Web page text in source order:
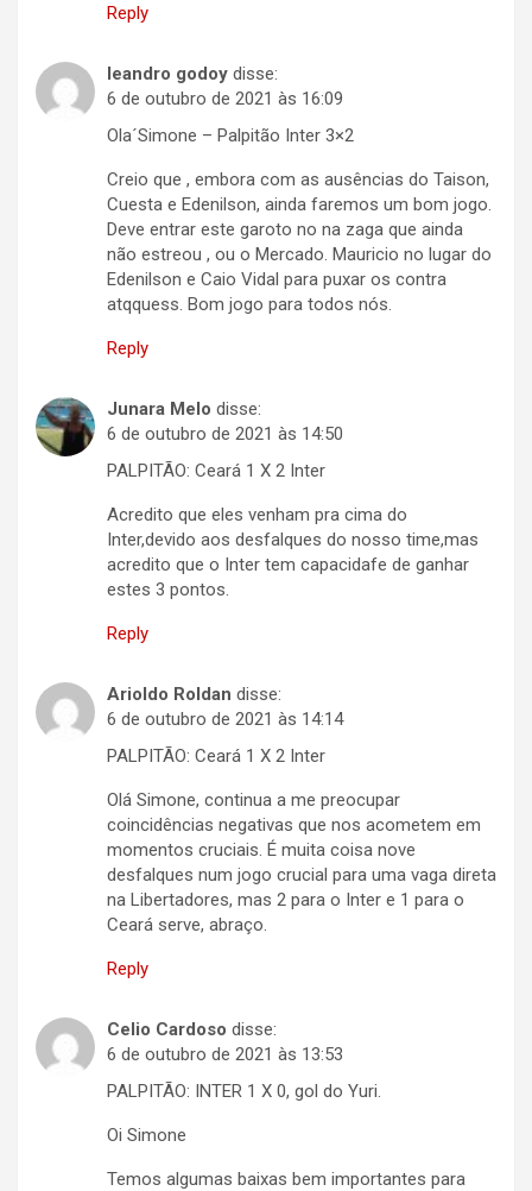
Reply
leandro godoy disse:
6 de outubro de 2021 às 16:09
Ola´Simone – Palpitão Inter 3×2
Creio que , embora com as ausências do Taison,
Cuesta e Edenilson, ainda faremos um bom jogo.
Deve entrar este garoto no na zaga que ainda
não estreou , ou o Mercado. Mauricio no lugar do
Edenilson e Caio Vidal para puxar os contra
atqquess. Bom jogo para todos nós.
Reply
Junara Melo disse:
6 de outubro de 2021 às 14:50
PALPITÃO: Ceará 1 X 2 Inter
Acredito que eles venham pra cima do
Inter,devido aos desfalques do nosso time,mas
acredito que o Inter tem capacidafe de ganhar
estes 3 pontos.
Reply
Arioldo Roldan disse:
6 de outubro de 2021 às 14:14
PALPITÃO: Ceará 1 X 2 Inter
Olá Simone, continua a me preocupar
coincidências negativas que nos acometem em
momentos cruciais. É muita coisa nove
desfalques num jogo crucial para uma vaga direta
na Libertadores, mas 2 para o Inter e 1 para o
Ceará serve, abraço.
Reply
Celio Cardoso disse:
6 de outubro de 2021 às 13:53
PALPITÃO: INTER 1 X 0, gol do Yuri.
Oi Simone
Temos algumas baixas bem importantes para